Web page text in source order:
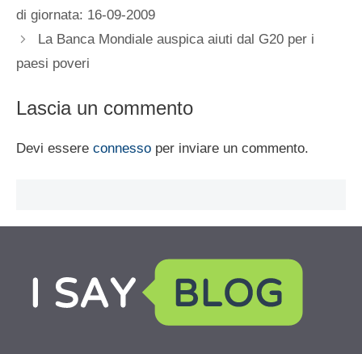
di giornata: 16-09-2009
La Banca Mondiale auspica aiuti dal G20 per i
paesi poveri
Lascia un commento
Devi essere connesso per inviare un commento.